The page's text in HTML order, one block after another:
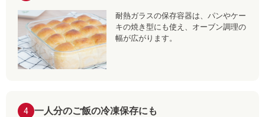
耐熱ガラスの保存容器は、パンやケー
キの焼き型にも使え、オーブン調理の
幅が広がります。
4 一人分のご飯の冷凍保存にも